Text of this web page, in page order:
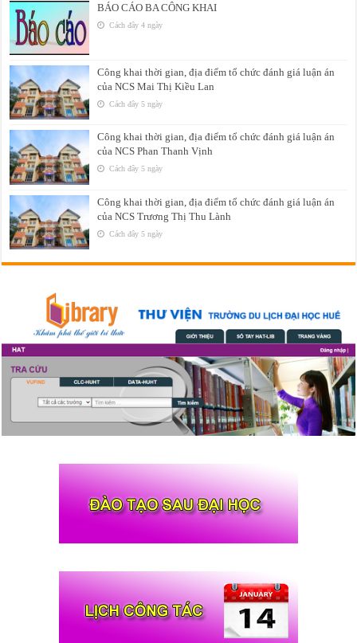
BÁO CÁO BA CÔNG KHAI
Cách đây 4 ngày
Công khai thời gian, địa điểm tổ chức đánh giá luận án
của NCS Mai Thị Kiều Lan
Cách đây 5 ngày
Công khai thời gian, địa điểm tổ chức đánh giá luận án
của NCS Phan Thanh Vịnh
Cách đây 5 ngày
Công khai thời gian, địa điểm tổ chức đánh giá luận án
của NCS Trương Thị Thu Lành
Cách đây 5 ngày